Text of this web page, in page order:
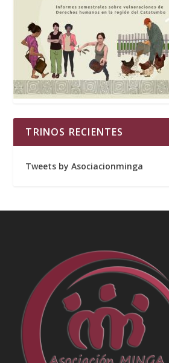
TRINOS RECIENTES
Tweets by Asociacionminga